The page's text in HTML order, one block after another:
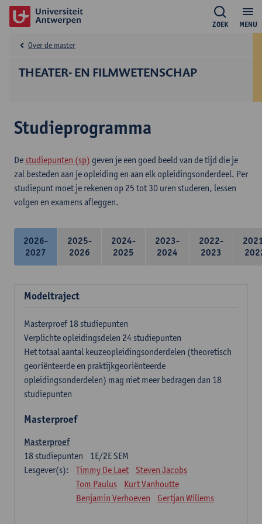
MENU
ZOEK
THEATER- EN FILMWETENSCHAP
Over de master
Studieprogramma
De studiepunten (sp) geven je een goed beeld van de tijd die je
zal besteden aan je opleiding en aan elk opleidingsonderdeel. Per
studiepunt moet je rekenen op 25 tot 30 uren studeren, lessen
volgen en examens afleggen.
2026-
2027
2025-
2026
2024-
2025
2023-
2024
2022-
2023
Modeltraject
Masterproef 18 studiepunten
Verplichte opleidingsdelen 24 studiepunten
Het totaal aantal keuzeopleidingsonderdelen (theoretisch
georiënteerde en praktijkgeoriënteerde
opleidingsonderdelen) mag niet meer bedragen dan 18
studiepunten
Masterproef
Masterproef
1E/2E SEM
18studiepunten
Lesgever(s):
Timmy De Laet
Steven Jacobs
Tom Paulus
Kurt Vanhoutte
Benjamin Verhoeven
Gertjan Willems